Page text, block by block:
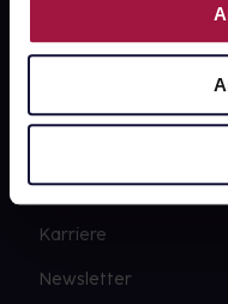
Widerrufsformular
Über uns
Karriere
Newsletter